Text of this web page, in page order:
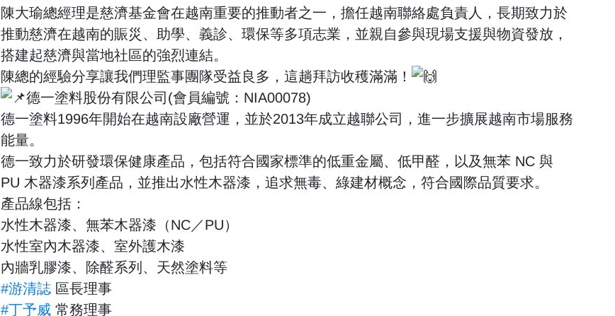
陳大瑜總經理是慈濟基金會在越南重要的推動者之一，擔任越南聯絡處負責人，長期致力於
推動慈濟在越南的賑災、助學、義診、環保等多項志業，並親自參與現場支援與物資發放，
搭建起慈濟與當地社區的強烈連結。
陳總的經驗分享讓我們理監事團隊受益良多，這趟拜訪收穫滿滿！
德一塗料股份有限公司(會員編號：NIA00078)
德一塗料1996年開始在越南設廠營運，並於2013年成立越聯公司，進一步擴展越南市場服務
能量。
德一致力於研發環保健康產品，包括符合國家標準的低重金屬、低甲醛，以及無苯 NC 與
PU 木器漆系列產品，並推出水性木器漆，追求無毒、綠建材概念，符合國際品質要求。
產品線包括：
水性木器漆、無苯木器漆（NC／PU）
水性室內木器漆、室外護木漆
內牆乳膠漆、除醛系列、天然塗料等
#游清誌 區長理事
#丁予威 常務理事